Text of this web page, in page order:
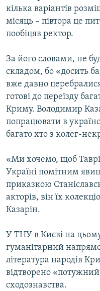
кілька варіантів
місяць – півтора це
пообіцяв ректор.
За його словами, не
складом, бо «досить
вже давно
готові до переїзду
Криму. Володимир
попрацювати в
багато хто з колег-
«Ми хочемо, щоб
Україні помітним
приказкою
акторів, він їх
Казарін.
У ТНУ в Києві на
гуманітарний
література народів
відтворено
сходознавства.